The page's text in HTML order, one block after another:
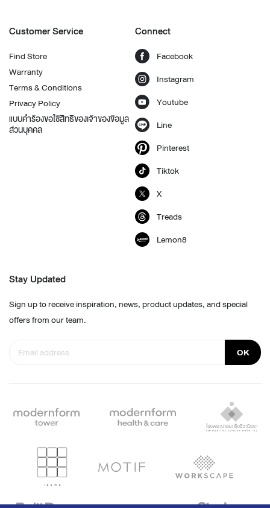
Customer Service
Find Store
Warranty
Terms & Conditions
Privacy Policy
แบบคำร้องขอใช้สิทธิของเจ้าของข้อมูล
ส่วนบุคคล
Connect
Facebook
Instagram
Youtube
Line
Pinterest
Tiktok
X
Treads
Lemon8
Stay Updated
Sign up to receive inspiration, news, product updates, and special
offers from our team.
OK